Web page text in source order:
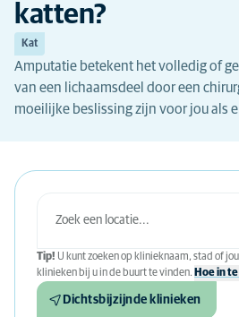
katten?
Kat
Amputatie betekent het volledig of
van een lichaamsdeel door een
moeilijke beslissing zijn voor jou als
Tip! U kunt zoeken op klinieknaam, stad of
klinieken bij u in de buurt te vinden. Hoe in
Dichtsbijzijnde klinieken